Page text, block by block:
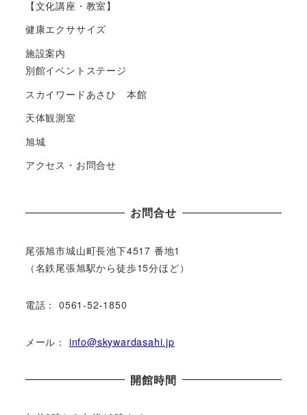
【文化講座・教室】
健康エクササイズ
施設案内
別館イベントステージ
スカイワードあさひ 本館
天体観測室
旭城
アクセス・お問合せ
お問合せ
尾張旭市城⼭町⻑池下4517 番地1
（名鉄尾張旭駅から徒歩15分ほど）
電話： 0561-52-1850
メール： info@skywardasahi.jp
開館時間